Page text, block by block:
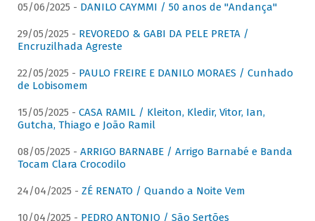
05/06/2025 - DANILO CAYMMI / 50 anos de "Andança"
29/05/2025 - REVOREDO & GABI DA PELE PRETA /
Encruzilhada Agreste
22/05/2025 - PAULO FREIRE E DANILO MORAES / Cunhado
de Lobisomem
15/05/2025 - CASA RAMIL / Kleiton, Kledir, Vitor, Ian,
Gutcha, Thiago e João Ramil
08/05/2025 - ARRIGO BARNABE / Arrigo Barnabé e Banda
Tocam Clara Crocodilo
24/04/2025 - ZÉ RENATO / Quando a Noite Vem
10/04/2025 - PEDRO ANTONIO / São Sertões